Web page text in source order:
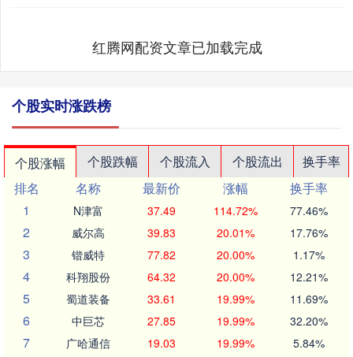
红腾网配资文章已加载完成
个股实时涨跌榜
个股涨幅 个股跌幅 个股流入 个股流出
换手率
排名
名称 最新价 涨幅
换手率
1
N津富 37.49 114.72% 77.46%
2 威尔高 39.83 20.01% 17.76%
3 锴威特 77.82 20.00% 1.17%
4 科翔股份 64.32 20.00% 12.21%
5 蜀道装备 33.61 19.99% 11.69%
6 中巨芯 27.85 19.99% 32.20%
7 广哈通信 19.03 19.99% 5.84%